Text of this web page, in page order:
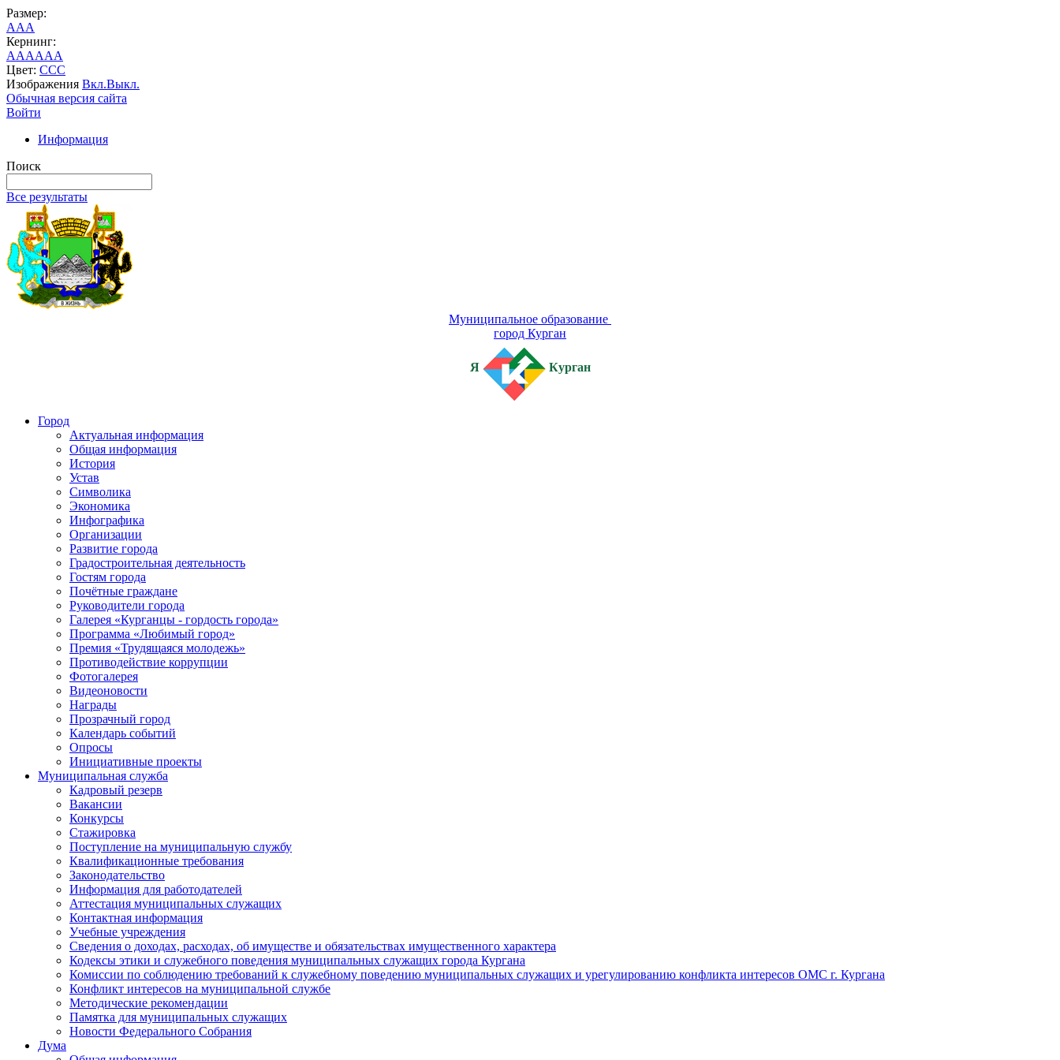
Размер:
AAA
Кернинг:
AAAAAA
Цвет: CCC
Изображения Вкл.Выкл.
Обычная версия сайта
Войти
Информация
Поиск
Все результаты
Муниципальное образование
город Курган
Я Курган
Город
Актуальная информация
Общая информация
История
Устав
Символика
Экономика
Инфографика
Организации
Развитие города
Градостроительная деятельность
Гостям города
Почётные граждане
Руководители города
Галерея «Курганцы - гордость города»
Программа «Любимый город»
Премия «Трудящаяся молодежь»
Противодействие коррупции
Фотогалерея
Видеоновости
Награды
Прозрачный город
Календарь событий
Опросы
Инициативные проекты
Муниципальная служба
Кадровый резерв
Вакансии
Конкурсы
Стажировка
Поступление на муниципальную службу
Квалификационные требования
Законодательство
Информация для работодателей
Аттестация муниципальных служащих
Контактная информация
Учебные учреждения
Сведения о доходах, расходах, об имуществе и обязательствах имущественного характера
Кодексы этики и служебного поведения муниципальных служащих города Кургана
Комиссии по соблюдению требований к служебному поведению муниципальных служащих и урегулированию конфликта интересов ОМС г. Кургана
Конфликт интересов на муниципальной службе
Методические рекомендации
Памятка для муниципальных служащих
Новости Федерального Cобрания
Дума